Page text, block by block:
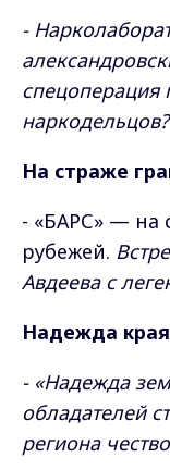
-
наркодельцов?
На страже
- «БАРС» — на
рубежей.
Авдеева с
Надежда края
- «Надежда
обладателей
региона